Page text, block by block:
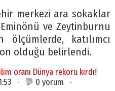
merkezi ara sokaklar
ve Zeytinburnu
ölçümlerde, katılımcı
olduğu belirlendi.
oranı Dünya rekoru kırdı!
· 💬 0 yorum ·